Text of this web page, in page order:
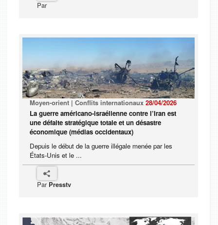
Par
Moyen-orient | Conflits internationaux 28/04/2026
La guerre américano-israélienne contre l’Iran est
une défaite stratégique totale et un désastre
économique (médias occidentaux)
Depuis le début de la guerre illégale menée par les
États-Unis et le ...
Par Presstv